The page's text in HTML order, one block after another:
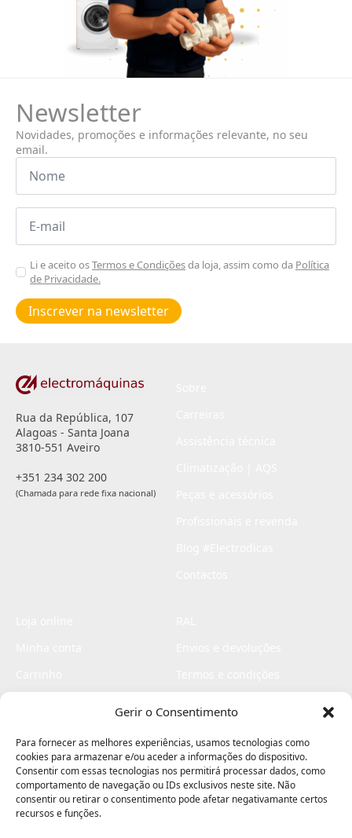
Gerir o Consentimento
Para fornecer as melhores experiências, usamos tecnologias como
cookies para armazenar e/ou aceder a informações do dispositivo.
Consentir com essas tecnologias nos permitirá processar dados, como
comportamento de navegação ou IDs exclusivos neste site. Não
consentir ou retirar o consentimento pode afetar negativamante certos
recursos e funções.
Newsletter
Novidades, promoções e informações relevante, no seu
email.
Nome
Email
Aceitar
Poiticas
de
privacidade
Li e aceito osTermos e Condiçõesda loja, assim como da Política
de Privacidade.
Inscrever na newsletter
Rua da República, 107
Alagoas - Santa Joana
3810-551 Aveiro
+351 234 302 200
(Chamada para rede fixa nacional)
Livro de elogios